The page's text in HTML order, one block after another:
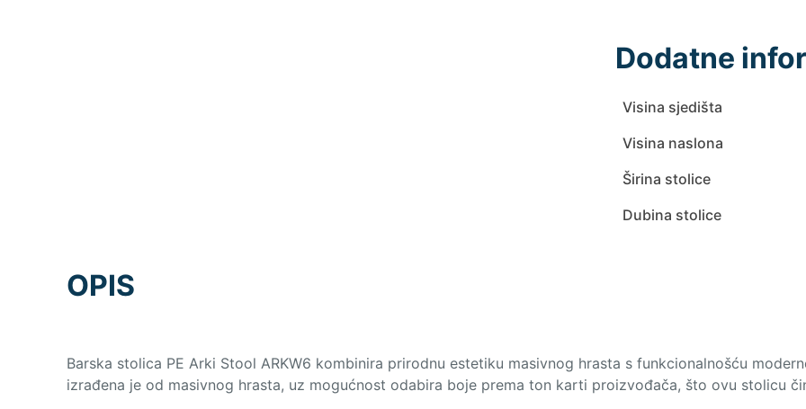
Dodatne
Visina sjedišta
Visina naslona
Širina stolice
Dubina stolice
OPIS
Barska stolica PE Arki Stool ARKW6 kombinira prirodnu estetiku masivnog hrasta s funkcionalnošću
izrađena je od masivnog hrasta, uz mogućnost odabira boje prema ton karti proizvođača, što ovu stolicu